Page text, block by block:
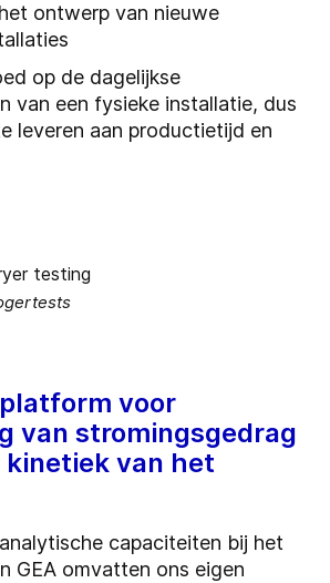
ontwerp van nieuwe
op de dagelijkse
van een fysieke installatie, dus
leveren aan productietijd en
voor
van stromingsgedrag
kinetiek van het
capaciteiten bij het
GEA omvatten ons eigen